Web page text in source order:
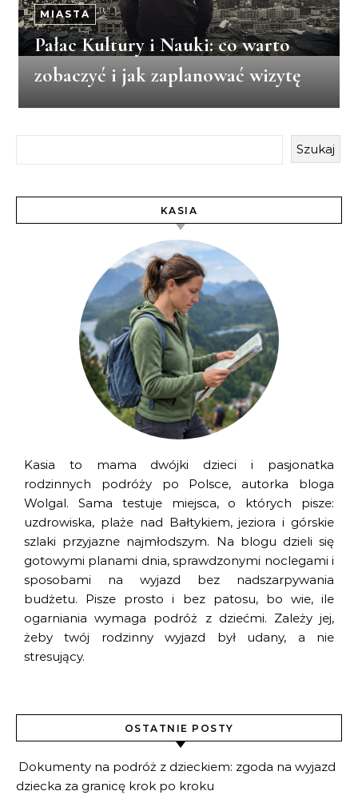
MIASTA
Pałac Kultury i Nauki: co warto
zobaczyć i jak zaplanować wizytę
Szukaj
KASIA
Kasia to mama dwójki dzieci i pasjonatka
rodzinnych podróży po Polsce, autorka bloga
Wolgal. Sama testuje miejsca, o których pisze:
uzdrowiska, plaże nad Bałtykiem, jeziora i górskie
szlaki przyjazne najmłodszym. Na blogu dzieli się
gotowymi planami dnia, sprawdzonymi noclegami i
sposobami na wyjazd bez nadszarpywania
budżetu. Pisze prosto i bez patosu, bo wie, ile
ogarniania wymaga podróż z dziećmi. Zależy jej,
żeby twój rodzinny wyjazd był udany, a nie
stresujący.
OSTATNIE POSTY
Dokumenty na podróż z dzieckiem: zgoda na wyjazd
dziecka za granicę krok po kroku